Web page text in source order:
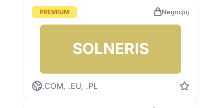
PREMIUM Negocjuj
SOLNERIS
.COM, .EU, .PL